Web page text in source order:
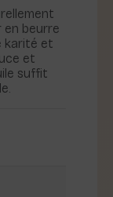
en beurre
karité et
et
suffit